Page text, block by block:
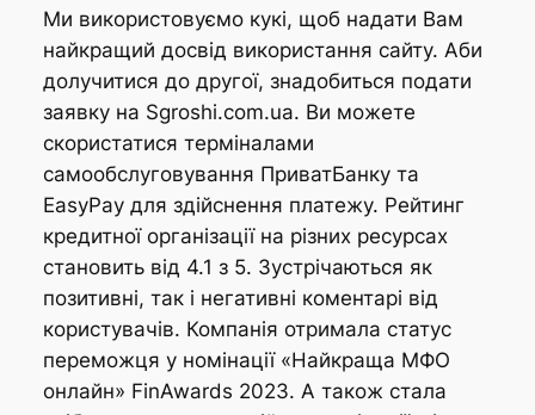
Ми використовуємо кукі, щоб надати Вам
найкращий досвід використання сайту. Аби
долучитися до другої, знадобиться подати
заявку на Sgroshi.com.ua. Ви можете
скористатися терміналами
самообслуговування ПриватБанку та
EasyPay для здійснення платежу. Рейтинг
кредитної організації на різних ресурсах
становить від 4.1 з 5. Зустрічаються як
позитивні, так і негативні коментарі від
користувачів. Компанія отримала статус
переможця у номінації «Найкраща МФО
онлайн» FinAwards 2023. А також стала